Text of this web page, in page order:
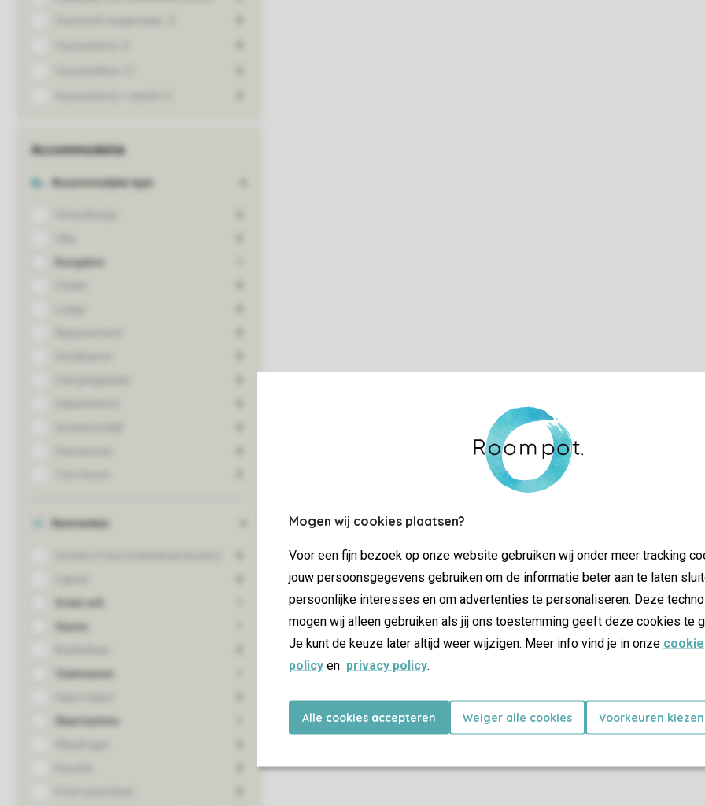
Mogen wij cookies plaatsen?
Voor een fijn bezoek op onze website gebruiken wij onder meer tracking
jouw persoonsgegevens gebruiken om de informatie beter aan te laten
persoonlijke interesses en om advertenties te personaliseren. Deze
mogen wij alleen gebruiken als jij ons toestemming geeft deze cookies te
Je kunt de keuze later altijd weer wijzigen. Meer info vind je in onze cookie
policy en privacy policy.
Alle cookies accepteren Weiger alle cookies Voorkeuren kiezen